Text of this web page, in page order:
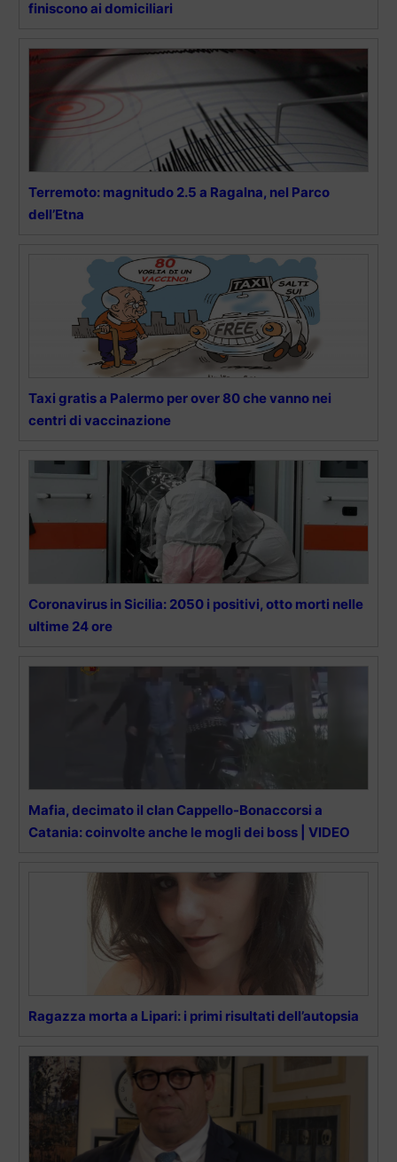
finiscono ai domiciliari
Terremoto: magnitudo 2.5 a Ragalna, nel Parco
dell’Etna
Taxi gratis a Palermo per over 80 che vanno nei
centri di vaccinazione
Coronavirus in Sicilia: 2050 i positivi, otto morti nelle
ultime 24 ore
Mafia, decimato il clan Cappello-Bonaccorsi a
Catania: coinvolte anche le mogli dei boss | VIDEO
Ragazza morta a Lipari: i primi risultati dell’autopsia